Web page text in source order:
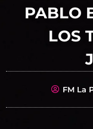
PABLO
LOS
FM La